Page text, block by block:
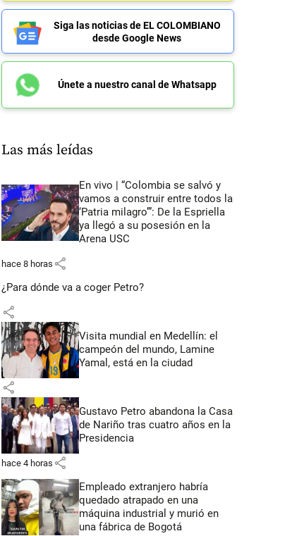
Siga las noticias de EL COLOMBIANO
desde Google News
Únete a nuestro canal de Whatsapp
Las más leídas
En vivo | “Colombia se salvó y
vamos a construir entre todos la
‘Patria milagro’”: De la Espriella
ya llegó a su posesión en la
Arena USC
hace 8 horas share
¿Para dónde va a coger Petro?
share
Visita mundial en Medellín: el
campeón del mundo, Lamine
Yamal, está en la ciudad
share
Gustavo Petro abandona la Casa
de Nariño tras cuatro años en la
Presidencia
hace 4 horas share
Empleado extranjero habría
quedado atrapado en una
máquina industrial y murió en
una fábrica de Bogotá